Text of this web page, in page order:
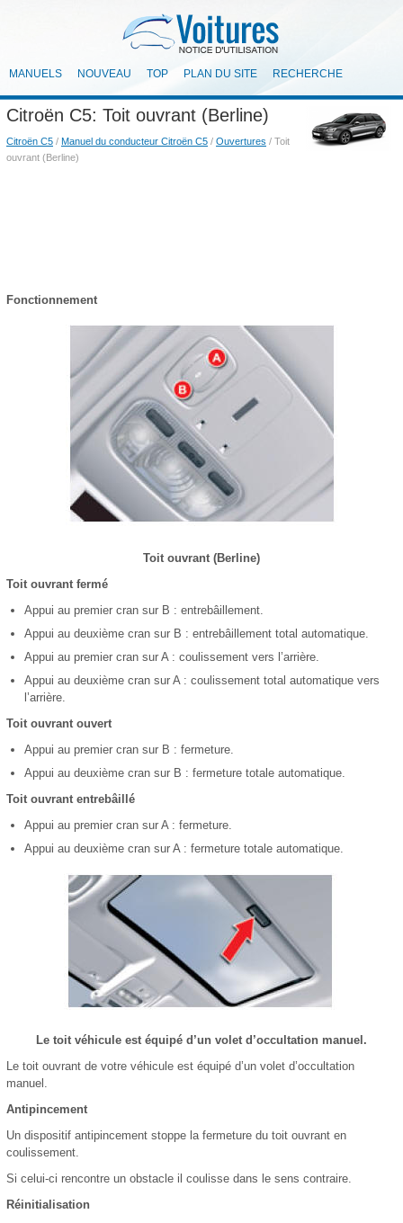
MANUELS NOUVEAU TOP PLAN DU SITE RECHERCHE
Citroën C5: Toit ouvrant (Berline)
Citroën C5 / Manuel du conducteur Citroën C5 / Ouvertures / Toit
ouvrant (Berline)
Fonctionnement
Toit ouvrant (Berline)
Toit ouvrant fermé
Appui au premier cran sur B : entrebâillement.
Appui au deuxième cran sur B : entrebâillement total automatique.
Appui au premier cran sur A : coulissement vers l’arrière.
Appui au deuxième cran sur A : coulissement total automatique vers
l’arrière.
Toit ouvrant ouvert
Appui au premier cran sur B : fermeture.
Appui au deuxième cran sur B : fermeture totale automatique.
Toit ouvrant entrebâillé
Appui au premier cran sur A : fermeture.
Appui au deuxième cran sur A : fermeture totale automatique.
Le toit véhicule est équipé d’un volet d’occultation manuel.
Le toit ouvrant de votre véhicule est équipé d’un volet d’occultation
manuel.
Antipincement
Un dispositif antipincement stoppe la fermeture du toit ouvrant en
coulissement.
Si celui-ci rencontre un obstacle il coulisse dans le sens contraire.
Réinitialisation